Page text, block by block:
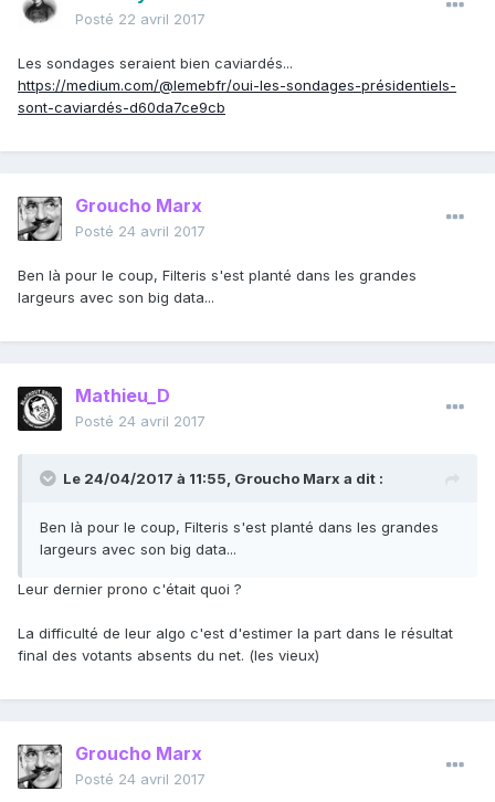
Posté 22 avril 2017
Les sondages seraient bien caviardés...
https://medium.com/@lemebfr/oui-les-sondages-présidentiels-
sont-caviardés-d60da7ce9cb
Groucho Marx
Posté 24 avril 2017
Ben là pour le coup, Filteris s'est planté dans les grandes
largeurs avec son big data...
Mathieu_D
Posté 24 avril 2017
Le 24/04/2017 à 11:55, Groucho Marx a dit :
Ben là pour le coup, Filteris s'est planté dans les grandes
largeurs avec son big data...
Leur dernier prono c'était quoi ?
La difficulté de leur algo c'est d'estimer la part dans le résultat
final des votants absents du net. (les vieux)
Groucho Marx
Posté 24 avril 2017